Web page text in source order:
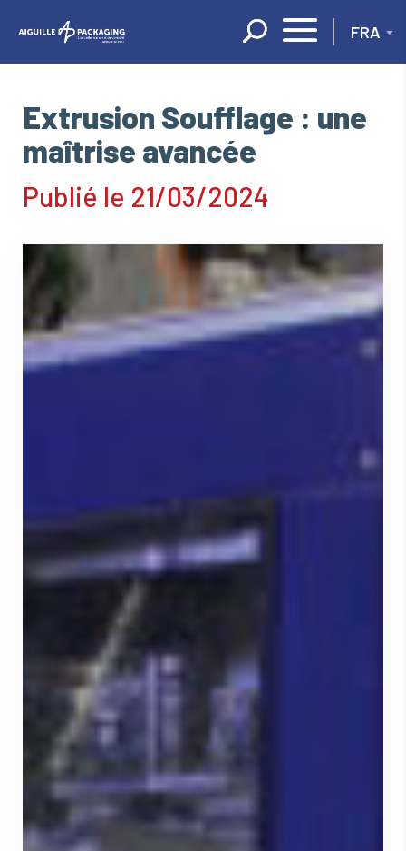
Extrusion Soufflage : une
maîtrise avancée
Publié le 21/03/2024